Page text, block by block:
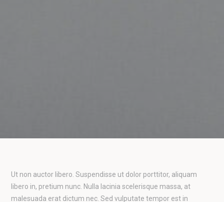
Ut non auctor libero. Suspendisse ut dolor porttitor, aliquam
libero in, pretium nunc. Nulla lacinia scelerisque massa, at
malesuada erat dictum nec. Sed vulputate tempor est in